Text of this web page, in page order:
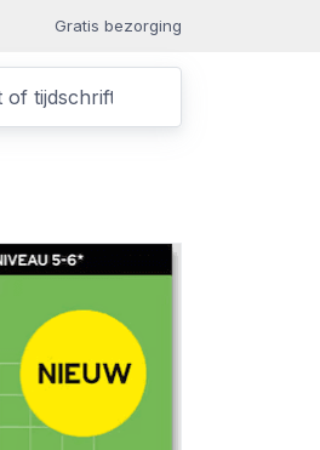
Gratis bezorging